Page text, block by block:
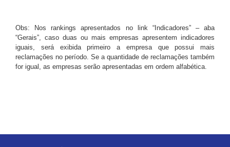
Obs: Nos rankings apresentados no link “Indicadores” – aba
“Gerais”, caso duas ou mais empresas apresentem indicadores
iguais, será exibida primeiro a empresa que possui mais
reclamações no período. Se a quantidade de reclamações também
for igual, as empresas serão apresentadas em ordem alfabética.